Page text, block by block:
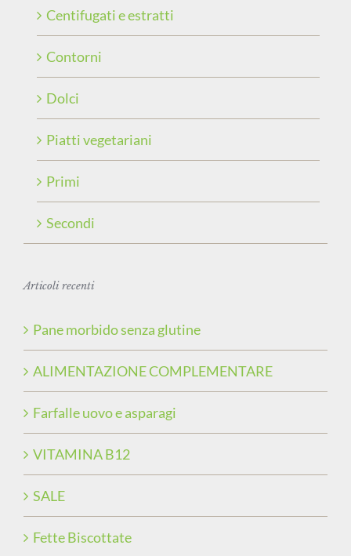
Centifugati e estratti
Contorni
Dolci
Piatti vegetariani
Primi
Secondi
Articoli recenti
Pane morbido senza glutine
ALIMENTAZIONE COMPLEMENTARE
Farfalle uovo e asparagi
VITAMINA B12
SALE
Fette Biscottate